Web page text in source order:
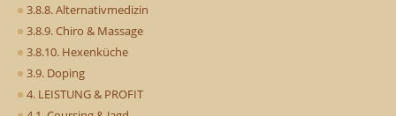
3.8.8. Alternativmedizin
3.8.9. Chiro & Massage
3.8.10. Hexenküche
3.9. Doping
4. LEISTUNG & PROFIT